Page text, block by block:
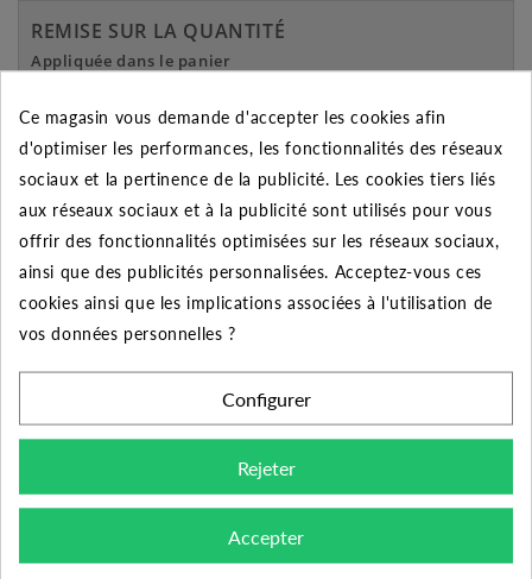
REMISE SUR LA QUANTITÉ
Appliquée dans le panier
Remise Vous économisez
5 2% Jusqu'à0,14 €
Jusqu'à 0,69 €
50 10% Jusqu'à6,85 €
DESCRIPTION DU PRODUIT
Découvrez la meilleure qualité des raccords PVC à
coller avec cette Embout mixte 40/50x1"1/2 Mâle sur
raccord performant prévue pour les installations sous
Ce magasin vous demande d'accepter les cookies afin
d'optimiser les performances, les fonctionnalités des réseaux
sociaux et la pertinence de la publicité. Les cookies tiers liés
aux réseaux sociaux et à la publicité sont utilisés pour vous
offrir des fonctionnalités optimisées sur les réseaux sociaux,
ainsi que des publicités personnalisées. Acceptez-vous ces
cookies ainsi que les implications associées à l'utilisation de
vos données personnelles ?
Configurer
Rejeter
Accepter